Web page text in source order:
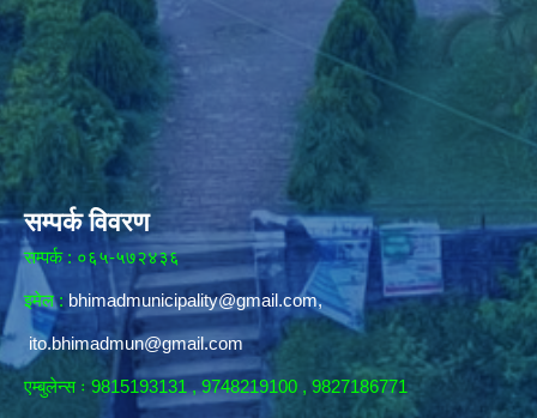
सम्पर्क विवरण
सम्पर्क : ०६५-५७२४३६
इमेल : bhimadmunicipality@gmail.com,
ito.bhimadmun@gmail.com
एम्बुलेन्स ः 9815193131 , 9748219100 , 9827186771